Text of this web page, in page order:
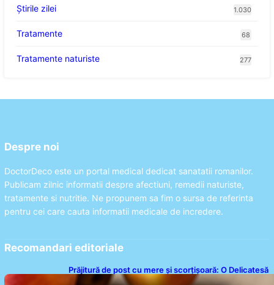
Știrile zilei 1.030
Tratamente 68
Tratamente naturiste 277
Despre noi
DoctorDeco este un portal medical dedicat sanatatii romanilor.
Publicam zilnic informatii despre afectiuni, remedii naturiste,
tratamente si nutritie. Ne propunem sa fim o sursa de referinta
pentru cei care cauta informatii medicale de incredere.
Recomandari editoriale
Prăjitură de post cu mere și scorțișoară: O Delicatesă
Dulce pentru Postul Adormirii Maicii Domnului